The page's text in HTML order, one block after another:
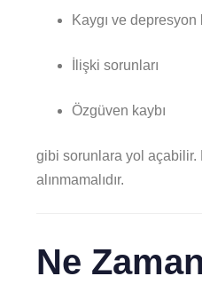
Kaygı ve
İlişki sorunları
Özgüven kaybı
gibi sorunlara yol
alınmamalıdır.
Ne Zaman